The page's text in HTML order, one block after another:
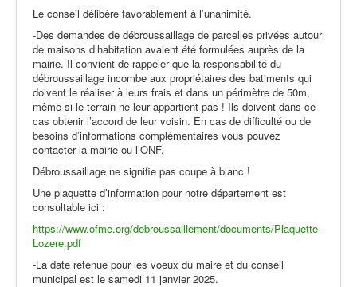
Le conseil délibère favorablement à l’unanimité.
-Des demandes de débroussaillage de parcelles privées autour
de maisons d‘habitation avaient été formulées auprès de la
mairie. Il convient de rappeler que la responsabilité du
débroussaillage incombe aux propriétaires des batiments qui
doivent le réaliser à leurs frais et dans un périmètre de 50m,
même si le terrain ne leur appartient pas ! Ils doivent dans ce
cas obtenir l’accord de leur voisin. En cas de difficulté ou de
besoins d’informations complémentaires vous pouvez
contacter la mairie ou l’ONF.
Débroussaillage ne signifie pas coupe à blanc !
Une plaquette d’information pour notre département est
consultable ici :
https://www.ofme.org/debroussaillement/documents/Plaquette_
Lozere.pdf
-La date retenue pour les voeux du maire et du conseil
municipal est le samedi 11 janvier 2025.